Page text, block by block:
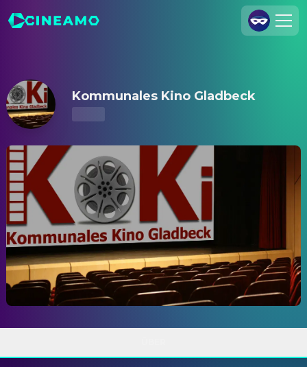
Impressum
Datenschutzerklärung
Datenschutzeinstellungen
Kommunales Kino Gladbeck – Kinoprogramm & Tickets
Kommunales Kino Gladbeck